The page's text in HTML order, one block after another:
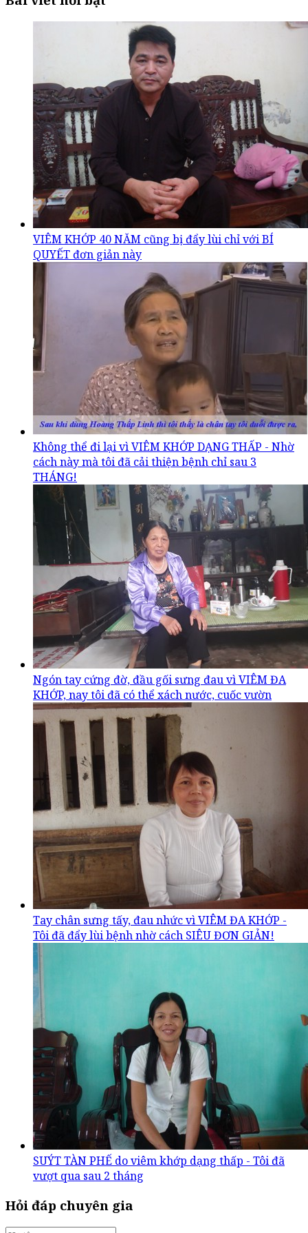
VIÊM KHỚP 40 NĂM cũng bị đẩy lùi chỉ với BÍ
QUYẾT đơn giản này
Không thể đi lại vì VIÊM KHỚP DẠNG THẤP - Nhờ
cách này mà tôi đã cải thiện bệnh chỉ sau 3
THÁNG!
Ngón tay cứng đờ, đầu gối sưng đau vì VIÊM ĐA
KHỚP, nay tôi đã có thể xách nước, cuốc vườn
Tay chân sưng tấy, đau nhức vì VIÊM ĐA KHỚP -
Tôi đã đẩy lùi bệnh nhờ cách SIÊU ĐƠN GIẢN!
SUÝT TÀN PHẾ do viêm khớp dạng thấp - Tôi đã
vượt qua sau 2 tháng
Hỏi đáp chuyên gia